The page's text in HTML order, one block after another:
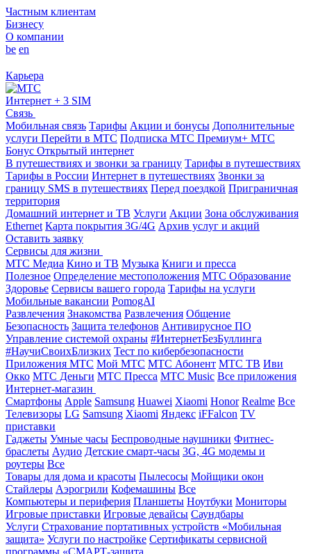
Частным клиентам
Бизнесу
О компании
be en
Карьера
Интернет + 3 SIM
Связь
Мобильная связь Тарифы Акции и бонусы Дополнительные
услуги Перейти в МТС Подписка МТС Премиум+ МТС
Бонус Открытый интернет
В путешествиях и звонки за границу Тарифы в путешествиях
Тарифы в России Интернет в путешествиях Звонки за
границу SMS в путешествиях Перед поездкой Приграничная
территория
Домашний интернет и ТВ Услуги Акции Зона обслуживания
Ethernet Карта покрытия 3G/4G Архив услуг и акций
Оставить заявку
Сервисы для жизни
МТС Медиа Кино и ТВ Музыка Книги и пресса
Полезное Определение местоположения МТС Образование
Здоровье Сервисы вашего города Тарифы на услуги
Мобильные вакансии PomogAI
Развлечения Знакомства Развлечения Общение
Безопасность Защита телефонов Антивирусное ПО
Управление системой охраны #ИнтернетБезБуллинга
#НаучиСвоихБлизких Тест по кибербезопасности
Приложения МТС Мой МТС МТС Абонент МТС ТВ Иви
Окко МТС Деньги МТС Пресса МТС Music Все приложения
Интернет-магазин
Смартфоны Apple Samsung Huawei Xiaomi Honor Realme Все
Телевизоры LG Samsung Xiaomi Яндекс iFFalcon TV
приставки
Гаджеты Умные часы Беспроводные наушники Фитнес-
браслеты Аудио Детские смарт-часы 3G, 4G модемы и
роутеры Все
Товары для дома и красоты Пылесосы Мойщики окон
Стайлеры Аэрогрили Кофемашины Все
Компьютеры и периферия Планшеты Ноутбуки Мониторы
Игровые приставки Игровые девайсы Саундбары
Услуги Страхование портативных устройств «Мобильная
защита» Услуги по настройке Сертификаты сервисной
программы «СМАРТ-защита